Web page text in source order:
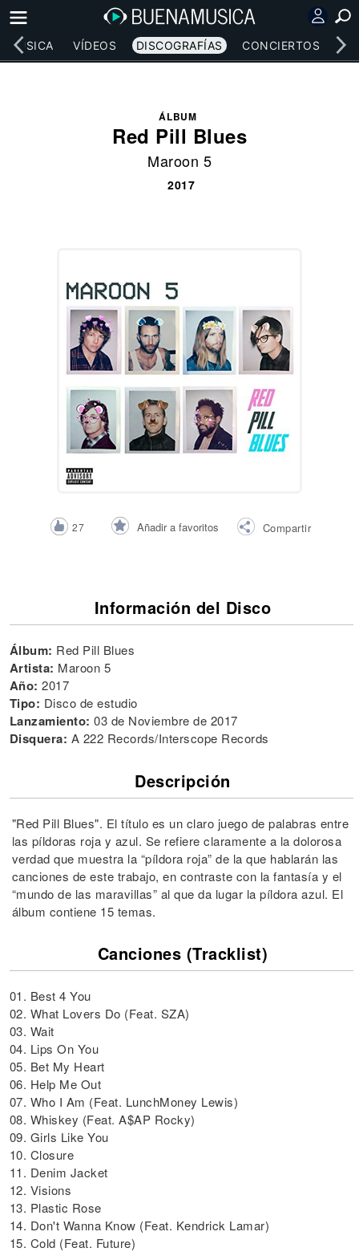
MÚSICA VÍDEOS DISCOGRAFÍAS CONCIERTOS
ÁLBUM
Red Pill Blues
Maroon 5
2017
27 Añadir a favoritos Compartir
Información del Disco
Álbum: Red Pill Blues
Artista: Maroon 5
Año: 2017
Tipo: Disco de estudio
Lanzamiento: 03 de Noviembre de 2017
Disquera: A 222 Records/Interscope Records
Descripción
"Red Pill Blues". El título es un claro juego de palabras entre
las píldoras roja y azul. Se refiere claramente a la dolorosa
verdad que muestra la “píldora roja” de la que hablarán las
canciones de este trabajo, en contraste con la fantasía y el
“mundo de las maravillas” al que da lugar la píldora azul. El
álbum contiene 15 temas.
Canciones (Tracklist)
01. Best 4 You
02. What Lovers Do (Feat. SZA)
03. Wait
04. Lips On You
05. Bet My Heart
06. Help Me Out
07. Who I Am (Feat. LunchMoney Lewis)
08. Whiskey (Feat. A$AP Rocky)
09. Girls Like You
10. Closure
11. Denim Jacket
12. Visions
13. Plastic Rose
14. Don't Wanna Know (Feat. Kendrick Lamar)
15. Cold (Feat. Future)